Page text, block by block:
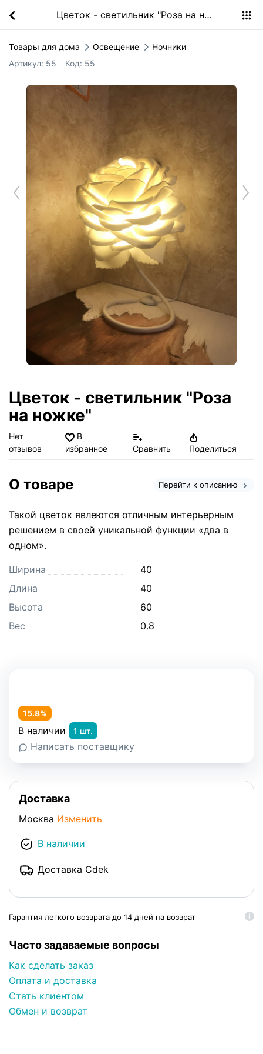
Цветок - светильник "Роза на ножке"
Товары для дома Освещение
Ночники
Артикул: 55 Код: 55
P
r
e
i
o
u Next
Цветок - светильник "Роза
на ножке"
Нет
отзывов
В
избранное
Сравнить Поделиться
О товаре Перейти к описанию
Такой цветок явлеются отличным интерьерным
решением в своей уникальной функции «два в
одном».
Ширина
40
Длина
40
Высота
60
Вес
0.8
15.8%
В наличии 1 шт.
Написать поставщику
Доставка
Москва Изменить
В наличии
Доставка Cdek
Гарантия легкого возврата до 14 дней на возврат
Часто задаваемые вопросы
Как сделать заказ
Оплата и доставка
Стать клиентом
Обмен и возврат